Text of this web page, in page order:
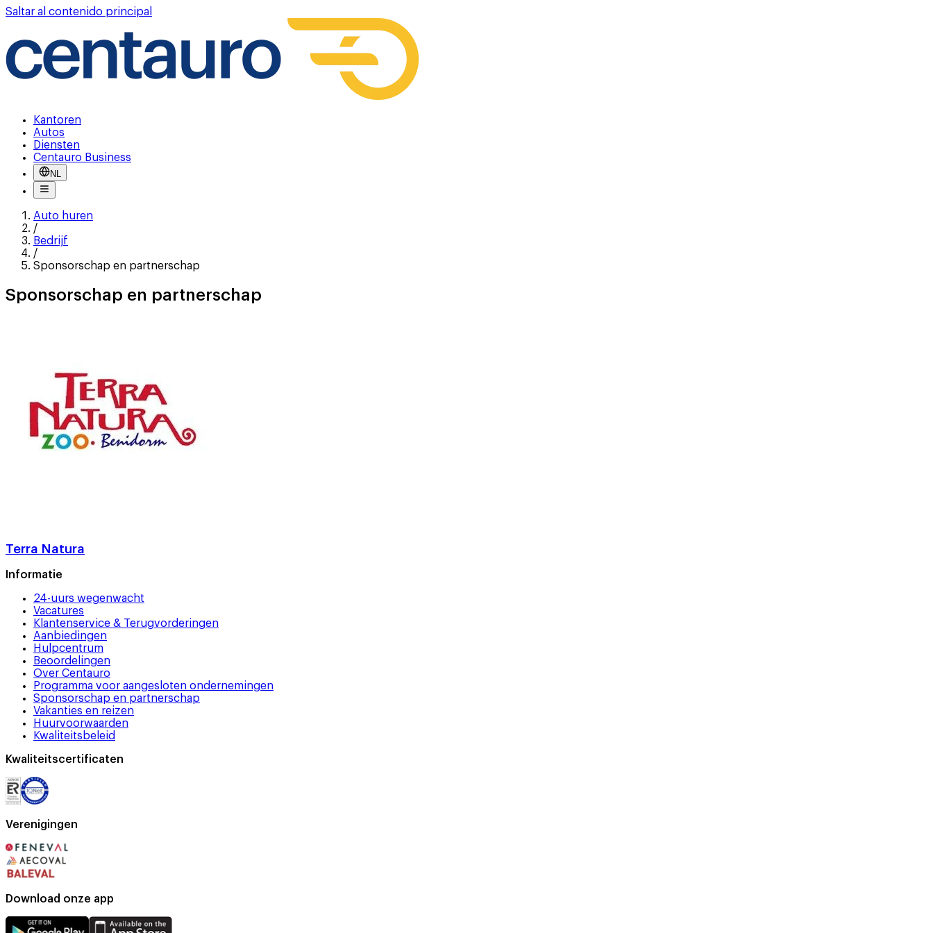
Saltar al contenido principal
Kantoren
Autos
Diensten
Centauro Business
NL
Auto huren
/
Bedrijf
/
Sponsorschap en partnerschap
Sponsorschap en partnerschap
Terra Natura
Informatie
24-uurs wegenwacht
Vacatures
Klantenservice & Terugvorderingen
Aanbiedingen
Hulpcentrum
Beoordelingen
Over Centauro
Programma voor aangesloten ondernemingen
Sponsorschap en partnerschap
Vakanties en reizen
Huurvoorwaarden
Kwaliteitsbeleid
Kwaliteitscertificaten
Verenigingen
Download onze app